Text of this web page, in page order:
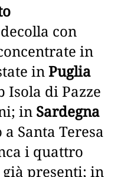
con
in
inPuglia
Isola di Pazze
in Sardegna
Santa Teresa
i quattro
presenti; in